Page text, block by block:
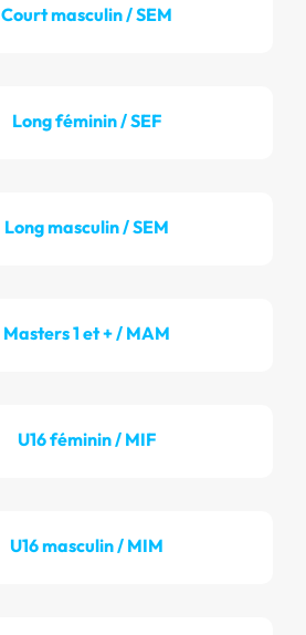
Court masculin / SEM
Long féminin / SEF
Long masculin / SEM
Masters 1 et + / MAM
U16 féminin / MIF
U16 masculin / MIM